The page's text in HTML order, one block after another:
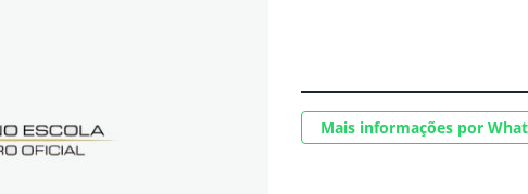
Mais informações por